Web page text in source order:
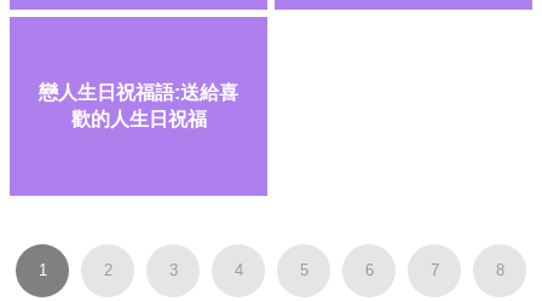
戀人生日祝福語:送給喜
歡的人生日祝福
1 2 3 4 5 6 7 8